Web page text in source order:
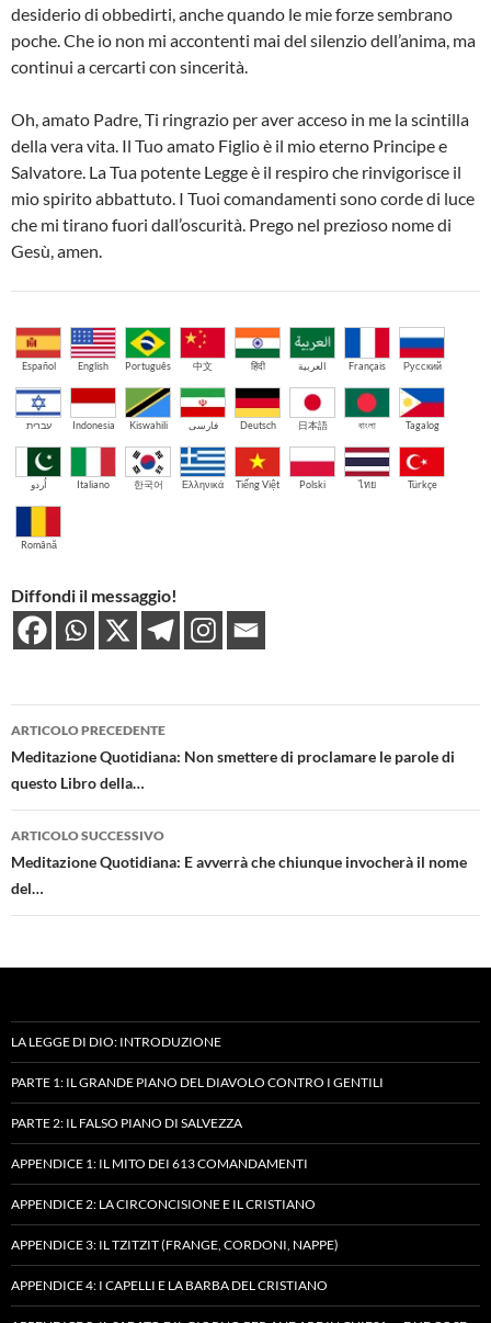
desiderio di obbedirti, anche quando le mie forze sembrano
poche. Che io non mi accontenti mai del silenzio dell’anima, ma
continui a cercarti con sincerità.
Oh, amato Padre, Ti ringrazio per aver acceso in me la scintilla
della vera vita. Il Tuo amato Figlio è il mio eterno Principe e
Salvatore. La Tua potente Legge è il respiro che rinvigorisce il
mio spirito abbattuto. I Tuoi comandamenti sono corde di luce
che mi tirano fuori dall’oscurità. Prego nel prezioso nome di
Gesù, amen.
Español English Português 中文 हिंदी العربية Français Русский
עברית Indonesia Kiswahili فارسی Deutsch 日本語 বাংলা Tagalog
اُردو Italiano 한국어 Ελληνικά Tiếng Việt Polski ไทย Türkçe
Română
Diffondi il messaggio!
Navigazione
articolo
ARTICOLO PRECEDENTE
Meditazione Quotidiana: Non smettere di proclamare le parole di
questo Libro della…
ARTICOLO SUCCESSIVO
Meditazione Quotidiana: E avverrà che chiunque invocherà il nome
del…
LA LEGGE DI DIO: INTRODUZIONE
PARTE 1: IL GRANDE PIANO DEL DIAVOLO CONTRO I GENTILI
PARTE 2: IL FALSO PIANO DI SALVEZZA
APPENDICE 1: IL MITO DEI 613 COMANDAMENTI
APPENDICE 2: LA CIRCONCISIONE E IL CRISTIANO
APPENDICE 3: IL TZITZIT (FRANGE, CORDONI, NAPPE)
APPENDICE 4: I CAPELLI E LA BARBA DEL CRISTIANO